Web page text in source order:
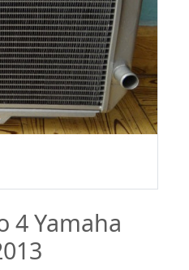
4 Yamaha